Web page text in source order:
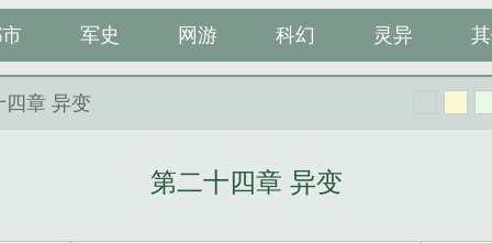
军史 网游 科幻 灵异
章 异变
第二十四章 异变